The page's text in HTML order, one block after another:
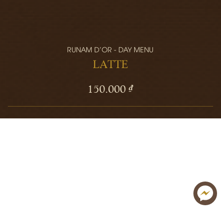
RUNAM D'OR - DAY MENU
LATTE
150.000 ₫